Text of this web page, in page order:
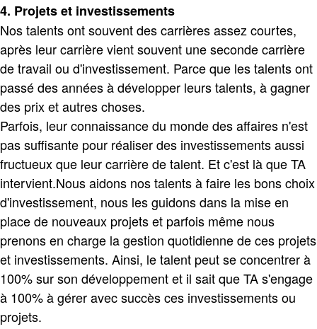
4. Projets et investissements
Nos talents ont souvent des carrières assez courtes,
après leur carrière vient souvent une seconde carrière
de travail ou d'investissement. Parce que les talents ont
passé des années à développer leurs talents, à gagner
des prix et autres choses.
Parfois, leur connaissance du monde des affaires n'est
pas suffisante pour réaliser des investissements aussi
fructueux que leur carrière de talent. Et c'est là que TA
intervient.Nous aidons nos talents à faire les bons choix
d'investissement, nous les guidons dans la mise en
place de nouveaux projets et parfois même nous
prenons en charge la gestion quotidienne de ces projets
et investissements. Ainsi, le talent peut se concentrer à
100% sur son développement et il sait que TA s'engage
à 100% à gérer avec succès ces investissements ou
projets.